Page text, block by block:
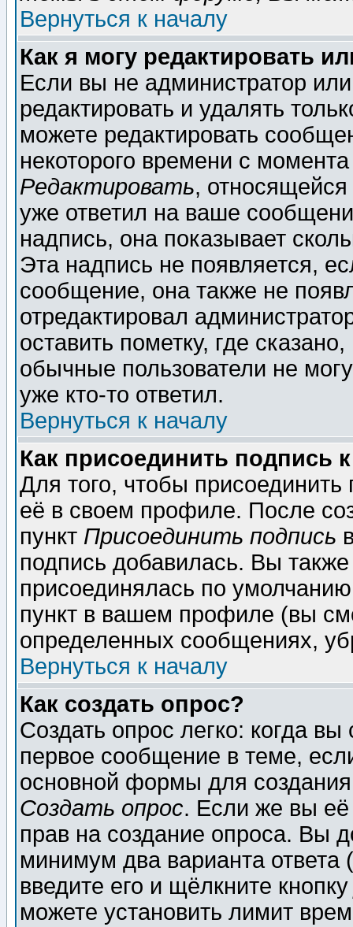
Вернуться к началу
Как я могу редактировать
Если вы не администратор
редактировать и удалять
можете редактировать
некоторого времени с
Редактировать,
уже ответил на ваше
надпись, она показывает
Эта надпись не появляется,
сообщение, она также не
отредактировал
оставить пометку, где
обычные пользователи не
уже кто-то ответил.
Вернуться к началу
Как присоединить подпись
Для того, чтобы
её в своем профиле. После
пункт Присоединить подпись
подпись добавилась. Вы
присоединялась по
пункт в вашем профиле (вы
определенных сообщениях,
Вернуться к началу
Как создать опрос?
Создать опрос легко: когда
первое сообщение в теме,
основной формы для
Создать опрос. Если же вы её
прав на создание опроса. Вы
минимум два варианта ответа
введите его и щёлкните
можете установить лимит